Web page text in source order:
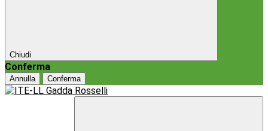
Chiudi
Conferma
Annulla Conferma